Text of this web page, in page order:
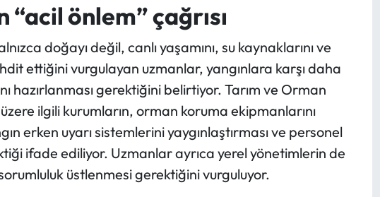
önlem” çağrısı
doğayı değil, canlı yaşamını, su kaynaklarını ve
ettiğini vurgulayan uzmanlar, yangınlara karşı daha
hazırlanması gerektiğini belirtiyor. Tarım ve Orman
ilgili kurumların, orman koruma ekipmanlarını
erken uyarı sistemlerini yaygınlaştırması ve personel
ifade ediliyor. Uzmanlar ayrıca yerel yönetimlerin de
üstlenmesi gerektiğini vurguluyor.